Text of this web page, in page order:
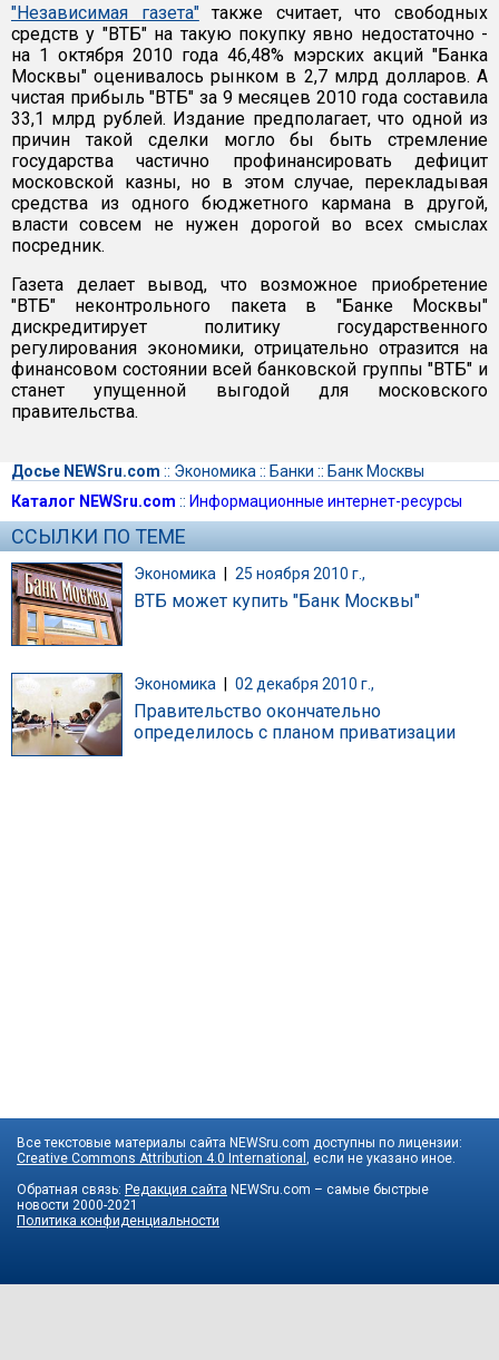
"Независимая газета"также считает, что свободных
средств у "ВТБ" на такую покупку явно недостаточно -
на 1 октября 2010 года 46,48% мэрских акций "Банка
Москвы" оценивалось рынком в 2,7 млрд долларов. А
чистая прибыль "ВТБ" за 9 месяцев 2010 года составила
33,1 млрд рублей. Издание предполагает, что одной из
причин такой сделки могло бы быть стремление
государства частично профинансировать дефицит
московской казны, но в этом случае, перекладывая
средства из одного бюджетного кармана в другой,
власти совсем не нужен дорогой во всех смыслах
посредник.
Газета делает вывод, что возможное приобретение
"ВТБ" неконтрольного пакета в "Банке Москвы"
дискредитирует политику государственного
регулирования экономики, отрицательно отразится на
финансовом состоянии всей банковской группы "ВТБ" и
станет упущенной выгодой для московского
правительства.
Досье NEWSru.com :: Экономика :: Банки :: Банк Москвы
Каталог NEWSru.com :: Информационные интернет-ресурсы
ССЫЛКИ ПО ТЕМЕ
Экономика | 25 ноября 2010 г.,
ВТБ может купить "Банк Москвы"
Экономика | 02 декабря 2010 г.,
Правительство окончательно
определилось с планом приватизации
Все текстовые материалы сайта NEWSru.com доступны по лицензии:
Creative Commons Attribution 4.0 International
, если не указано иное.
Обратная связь: Редакция сайта NEWSru.com – самые быстрые
новости 2000-2021
Политика конфиденциальности